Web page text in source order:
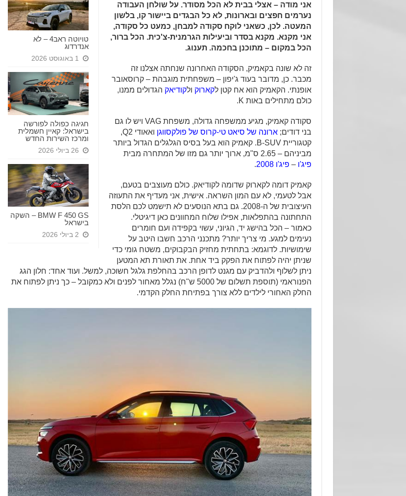
טויוטה ראב4 – לא
אנדרדוג
1 באוגוסט 2026
חגיגה כפולה לפורשה
בישראל: קאיין חשמלית
ומרכז השירות החדש
26 ביולי 2026
BMW F 450 GS – השקה
בישראל
2 ביולי 2026
אני מודה – אצלי בבית לא הכל מסודר. על שולחן העבודה
נערמים חפצים ובארונות, לא כל הבגדים ביישור קו, בלשון
המעטה. לכן, כשאני לוקח סקודה למבחן, כמעט כל סקודה,
אני מקנא. מקנא בסדר וביעילות הגרמנית-צ'כית. הכל ברור,
הכל במקום – מתוכנן בחכמה. תענוג.
זה לא שונה בקאמיק, הסקודה האחרונה שנחתה אצלנו זה
מכבר. כן, מדובר בעוד ג'יפון – משפחתית מוגבהת – קרוסאובר
אופנתי. הקאמיק הוא אח קטן לקארוק ולקודיאק הגדולים ממנו,
כולם מתחילים באות K.
סקודה קאמיק, מגיע ממשפחה גדולה, משפחת VAG ויש לו גם
בני דודים;ארונה של סיאט טי-קרוס של פולקסווגן
ואאודי Q2,
קטגוריית B-SUV. קאמיק הוא בעל בסיס הגלגלים הגדול ביותר
מביניהם – 2.65 ס"מ, ארוך יותר גם מזו של המתחרה מבית
פיג'ו – פיג'ו 2008 .
קאמיק דומה לקארוק שדומה לקודיאק. כולם מעוצבים בטעם,
אבל לטעמי, לא עם המון השראה. אישית, אני מעדיף את התעוזה
העיצובית של ה-2008. גם בתא הנוסעים לא תישמט לכם הלסת
התחתונה בהתפלאות, אפילו שלוח המחוונים כאן דיגיטלי.
כאמור – הכל בהישג יד, הגיוני, עשוי בקפידה ועם חומרים
נעימים למגע. מי צריך יותר? מתכנני הרכב חשבו היטב על
שימושיות. לדוגמא: בתחתית מחזיק הבקבוקים, משטח גומי כדי
שניתן יהיה לפתוח את הפקק ביד אחת. את תאורת תא המטען
ניתן לשלוף ולהדביק עם מגנט לדופן הרכב בהחלפת גלגל חשוכה, למשל. ועוד אחד: חלון הגג
הפנוראמי (תוספת תשלום של 5000 ש"ח) נגלל מאחור לפנים ולא כמקובל – כך ניתן לפתוח את
החלק האחורי לילדים ללא צורך בפתיחת החלק הקדמי.